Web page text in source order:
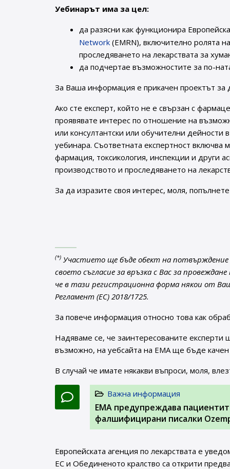
Уебинарът има за цел:
да разясни как функционира
Network (EMRN), включително ролята
проследяването на лекарствата за
да подчертае възможностите за по-
За Ваша информация е прикачен проектът
Ако сте експерт, който не е свързан с
проявявате интерес по отношение на
или консултантски или обучителни дейности
уебинара. Съответната експертност
фармация, токсикология, инспекции и други
производството и проследяването на
За да изразите своя интерес, моля,
(*) Участието ще бъде обект на
своето съгласие за връзка с Вас за
че в тази регистрационна форма някои от
Регламент (ЕС) 2018/1725.
За повече информация относно това как
Надяваме се, че заинтересованите експерти
възможно, на уебсайта на ЕМА ще бъде качен
В случай че имате някакви въпроси, моля,
Важна информация
EMA предупреждава
фалшифицирани писалки
Европейската агенция по лекарствата е
ЕС и Обединеното кралство са открити